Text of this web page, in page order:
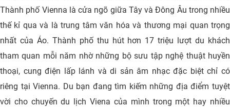
Thành phố Vienna là cửa ngõ giữa Tây và Đông Âu trong nhiều
thế kỉ qua và là trung tâm văn hóa và thương mại quan trọng
nhất của Áo. Thành phố thu hút hơn 17 triệu lượt du khách
tham quan mỗi năm nhờ những bộ sưu tập nghệ thuật huyền
thoại, cung điện lấp lánh và di sản âm nhạc đặc biệt chỉ có
riêng tại Vienna. Du bạn đang tìm kiếm những địa điểm tuyệt
vời cho chuyến du lịch Viena của mình trong một hay nhiều